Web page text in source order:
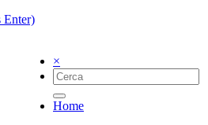
Enter)
×
Home